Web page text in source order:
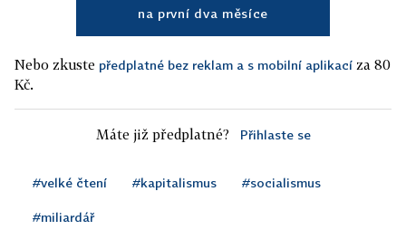
na první dva měsíce
Nebo zkuste předplatné bez reklam a s mobilní aplikací za 80
Kč.
Máte již předplatné? Přihlaste se
#velké čtení #kapitalismus #socialismus
#miliardář